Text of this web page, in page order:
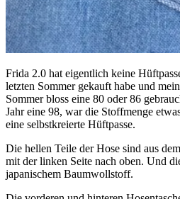
Frida 2.0 hat eigentlich keine
letzten Sommer gekauft habe und
Sommer bloss eine 80 oder 86
Jahr eine 98, war die Stoffmenge
eine selbstkreierte Hüftpasse.
Die hellen Teile der Hose sind aus
mit der linken Seite nach oben. Und
japanischem Baumwollstoff.